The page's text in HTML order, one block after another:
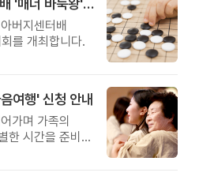
제3회 서초구 아버지센터배 '매너 바둑왕' 대회
버지센터배
를 개최합니다.
여행' 신청 안내
가며 가족의
한 시간을 준비해